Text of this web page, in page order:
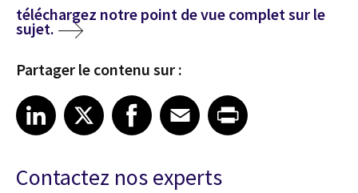
téléchargez notre point de vue complet sur le
sujet.
Partager le contenu sur :
Share article on LinkedIn
LinkedIn
Share article on XShare article on Facebook
Facebook
Share article on Email
EmailShare article on Print
Contactez nos experts